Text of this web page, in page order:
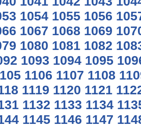
1054 1055 1056
1067 1068 1069
1080 1081 1082
1093 1094 1095
1106 1107 1108
1119 1120 1121
1132 1133 1134
1145 1146 1147